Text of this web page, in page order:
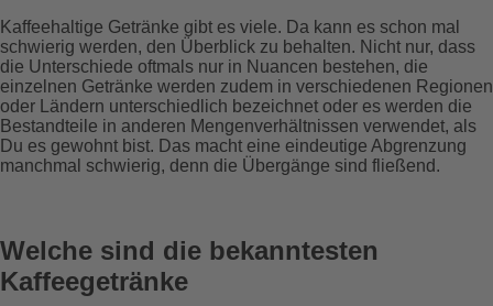
Kaffeehaltige Getränke gibt es viele. Da kann es schon mal
schwierig werden, den Überblick zu behalten. Nicht nur, dass
die Unterschiede oftmals nur in Nuancen bestehen, die
einzelnen Getränke werden zudem in verschiedenen Regionen
oder Ländern unterschiedlich bezeichnet oder es werden die
Bestandteile in anderen Mengenverhältnissen verwendet, als
Du es gewohnt bist. Das macht eine eindeutige Abgrenzung
manchmal schwierig, denn die Übergänge sind fließend.
Welche sind die bekanntesten
Kaffeegetränke